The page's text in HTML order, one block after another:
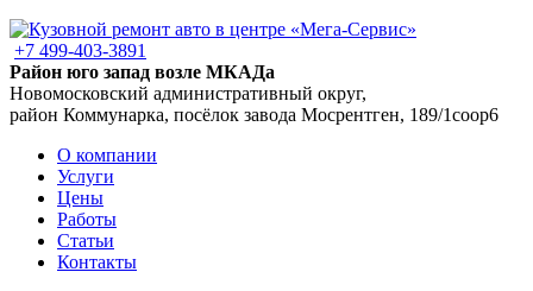
+7 499-403-3891
Район юго запад возле МКАДа
Новомосковский административный округ,
район Коммунарка, посёлок завода Мосрентген, 189/1соор6
О компании
Услуги
Цены
Работы
Статьи
Контакты